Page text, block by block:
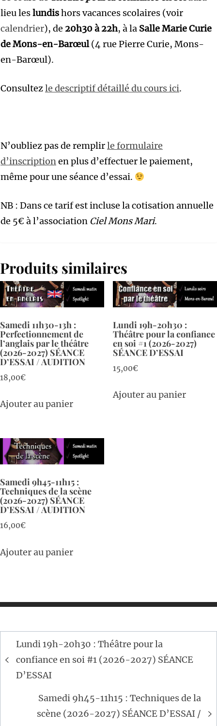
soi
#2
(2026-
2027)
D'ESSAI
lieu leslundishors vacances scolaires (voir
calendrier), de 20h30 à 22h, à la Salle Marie Curie
de Mons-en-Barœul(4 rue Pierre Curie, Mons-
en-Barœul).
Consultezle descriptif détaillé du cours ici.
N’oubliez pas de remplirle formulaire
d’inscriptionen plus d’effectuer le paiement,
même pour une séance d’essai.
NB : Dans ce tarif est incluse la cotisation annuelle
de 5€ à l’association Ciel Mons Mari.
Produits similaires
Samedi 11h30-13h :
Perfectionnement de
l’anglais par le théâtre
(2026-2027) SÉANCE
D’ESSAI / AUDITION
18,00€
Ajouter au panier
Lundi 19h-20h30 :
Théâtre pour la confiance
en soi #1 (2026-2027)
SÉANCE D’ESSAI
15,00€
Ajouter au panier
Samedi 9h45-11h15 :
Techniques de la scène
(2026-2027) SÉANCE
D’ESSAI / AUDITION
16,00€
Ajouter au panier
Navigation
de
l’article
Lundi 19h-20h30 : Théâtre pour la
confiance en soi #1 (2026-2027) SÉANCE
D’ESSAI
Samedi 9h45-11h15 : Techniques de la
scène (2026-2027) SÉANCE D’ESSAI /